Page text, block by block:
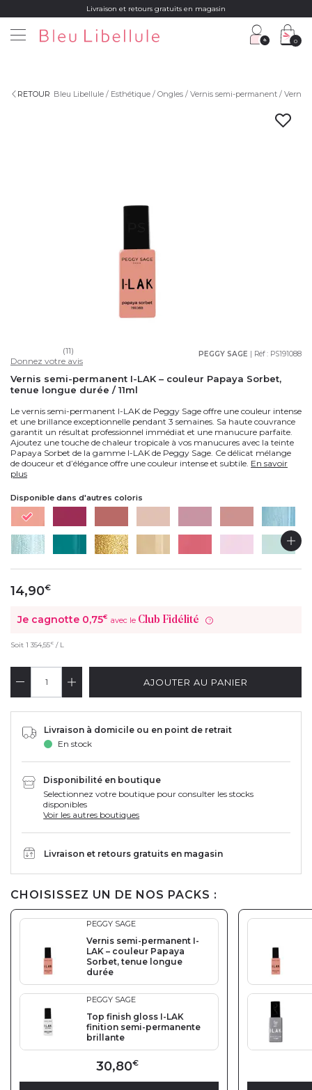
Livraison et retours gratuits en magasin
0
RETOUR Bleu Libellule Esthétique Ongles Vernis semi-permanent Vernis
PEGGY SAGE | Réf : PS191088
(11)
Donnez votre avis
Vernis semi-permanent I-LAK – couleur Papaya Sorbet,
tenue longue durée / 11ml
Le vernis semi-permanent I-LAK de Peggy Sage offre une couleur intense
et une brillance exceptionnelle pendant 3 semaines. Sa haute couvrance
garantit un résultat professionnel immédiat et une manucure parfaite.
Ajoutez une touche de chaleur tropicale à vos manucures avec la teinte
Papaya Sorbet de la gamme I-LAK de Peggy Sage. Ce délicat mélange
de douceur et d’élégance offre une couleur intense et subtile. En savoir
plus
Disponible dans d'autres coloris
14,90€
Je cagnotte 0,75€ avec le Club Fidélité ?
Soit 1 354,55€ / L
AJOUTER AU PANIER
Livraison à domicile ou en point de retrait
En stock
Disponibilité en boutique
Selectionnez votre boutique pour consulter les stocks
disponibles
Voir les autres boutiques
Livraison et retours gratuits en magasin
CHOISISSEZ UN DE NOS PACKS :
PEGGY SAGE
Vernis semi-permanent I-
LAK – couleur Papaya
Sorbet, tenue longue
durée
PEGGY SAGE
Top finish gloss I-LAK
finition semi-permanente
brillante
30,80€